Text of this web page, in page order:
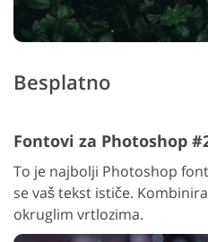
Besplatno
Fontovi za Photoshop
To je najbolji Photoshop
se vaš tekst ističe.
okruglim vrtlozima.